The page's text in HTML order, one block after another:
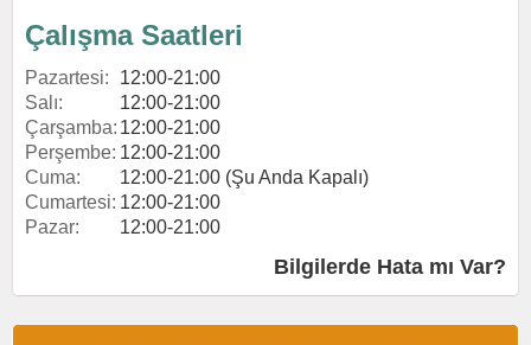
Çalışma Saatleri
Pazartesi:
12:00-21:00
Salı:
12:00-21:00
Çarşamba: 12:00-21:00
Perşembe: 12:00-21:00
Cuma:
12:00-21:00 (Şu Anda Kapalı)
Cumartesi: 12:00-21:00
Pazar:
12:00-21:00
Bilgilerde Hata mı Var?